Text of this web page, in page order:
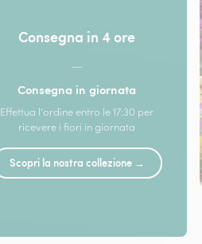
Consegna in 4 ore
—
Consegna in giornata
Effettua l'ordine entro le 17:30 per
ricevere i fiori in giornata
Scopri la nostra collezione →